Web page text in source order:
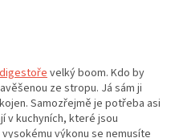
velký boom. Kdo by
ze stropu. Já sám ji
Samozřejmě je potřeba asi
v kuchyních, které jsou
výkonu se nemusíte